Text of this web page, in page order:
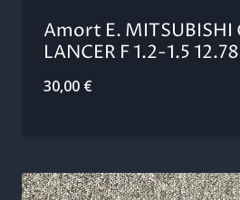
Amort E. MITSUBISHI
LANCER F 1.2-1.5
30,00 €